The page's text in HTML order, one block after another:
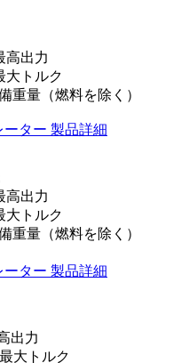
高出力
大トルク
重量（燃料を除く）
ーター 製品詳細
高出力
大トルク
重量（燃料を除く）
ーター 製品詳細
出力
最大トルク